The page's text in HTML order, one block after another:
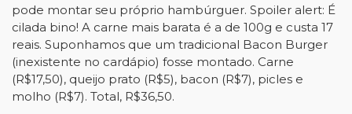
pode montar seu próprio hambúrguer. Spoiler alert: É
cilada bino! A carne mais barata é a de 100g e custa 17
reais. Suponhamos que um tradicional Bacon Burger
(inexistente no cardápio) fosse montado. Carne
(R$17,50), queijo prato (R$5), bacon (R$7), picles e
molho (R$7). Total, R$36,50.